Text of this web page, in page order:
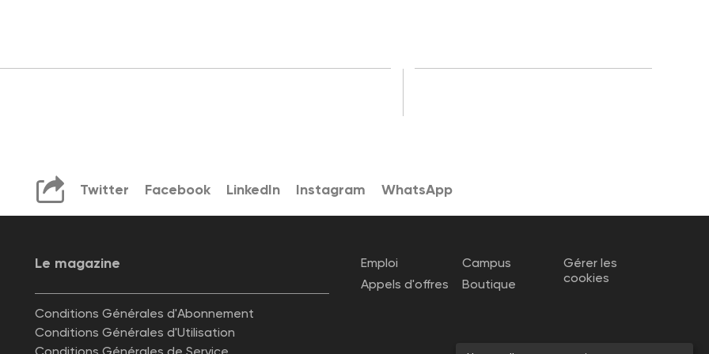
Twitter Facebook LinkedIn Instagram WhatsApp
Le magazine
Conditions Générales d'Abonnement
Conditions Générales d'Utilisation
Emploi
Appels d'offres
Campus
Boutique
Gérer les
cookies